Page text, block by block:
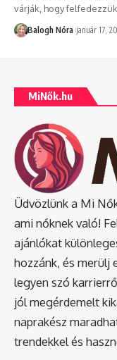
várják, hogy
Balogh Nóra január 17,
MiNők.hu
Üdvözlünk a Mi
ami nőknek való!
ajánlókat
hozzánk, és merülj
legyen szó
jól megérdemelt
naprakész
trendekkel és